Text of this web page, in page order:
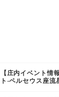
【庄内イベント情
ト-ペルセウス座